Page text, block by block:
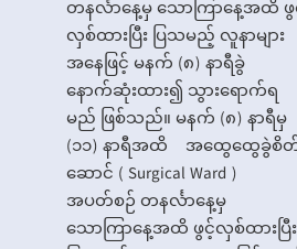
တနင်္လာနေ့မှ သောကြာနေ့အထိ
လှစ်ထားပြီး ပြသမည့် လူနာများ
အနေဖြင့် မနက် (၈) နာရီခွဲ
နောက်ဆုံးထား၍ သွားရောက်ရ
မည် ဖြစ်သည်။ မနက် (၈) နာရီမှ
(၁၁) နာရီအထိ အထွေထွေခွဲစိ
ဆောင် ( Surgical Ward )
အပတ်စဉ် တနင်္လာနေ့မှ
သောကြာနေ့အထိ ဖွင့်လှစ်ထားပြီး